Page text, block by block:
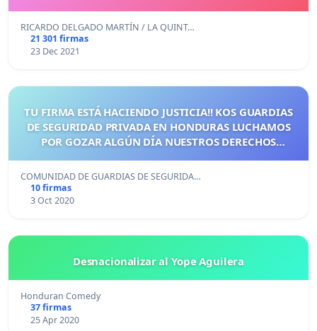
RICARDO DELGADO MARTÍN / LA QUINT…
21 301 firmas
23 Dec 2021
TU FIRMA ESTÁ HACIENDO JUSTICIA!! KOS GUARDIAS
DE SEGURIDAD PRIVADA EN HONDURAS LUCHAMOS
POR GOZAR ALGÚN DÍA NUESTROS DERECHOS
NUESTRAS FAMILIAS.
COMUNIDAD DE GUARDIAS DE SEGURIDA…
10 firmas
3 Oct 2020
Desnacionalizar al Yope Aguilera
Honduran Comedy
37 firmas
25 Apr 2020